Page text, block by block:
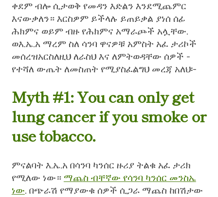
ቀደም ብሎ ሲታወቅ የመዳን እድልን እንደሚጨምር
እናውቃለን። እርስዎም ይችላሉ ይጠይቃል ያነሰ ሰፊ
ሕክምና ወይም ብዙ የሕክምና አማራጮች አሏቸው.
ወእ.ኤ.አ ማረም ስለ ሳንባ ዋናዎቹ አምስት አፈ ታሪኮች
መሰረዝአርስለዚህ ለራስህ እና ለምትወዳቸው ሰዎች -
የተሻለ ውጤት ለመስጠት የሚያስፈልግህ መረጃ አለህ፡-
Myth #1: You can only get
lung cancer if you smoke or
use tobacco.
ምናልባት እ.ኤ.አበሳንባ ካንሰር ዙሪያ ትልቁ አፈ ታሪክ
የሚለው ነው። ማጨስ ብቸኛው የሳንባ ካንሰር መንስኤ
ነው. በጭራሽ የማያውቁ ሰዎች ሲጋራ ማጨስ ከበሽታው